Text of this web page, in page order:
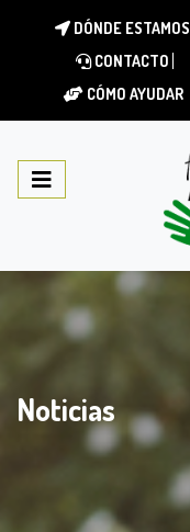
DÓNDE ESTAMOS
CONTACTO
CÓMO AYUDAR
Noticias